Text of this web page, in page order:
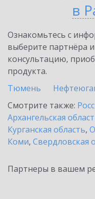
в
Ознакомьтесь с
выберите партнёра
консультацию,
продукта.
Тюмень
Смотрите также:
Архангельская
Курганская область,
Коми, Свердловская
Партнеры в вашем